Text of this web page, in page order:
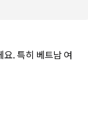
요. 특히 베트남 여